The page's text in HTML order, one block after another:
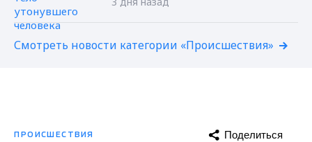
Смотреть новости категории «Происшествия»
ПРОИСШЕСТВИЯ Поделиться